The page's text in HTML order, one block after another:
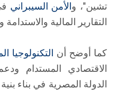
تشين"، و الأمن السيبراني
التقارير المالية
كما أوضح أن التكنولوجيا
الاقتصادي المستدام
الدولة المصرية في بناء